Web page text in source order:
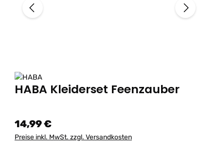
HABA Kleiderset Feenzauber
14,99 €
Preise inkl. MwSt. zzgl. Versandkosten